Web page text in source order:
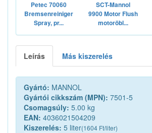
Petec 70060
Bremsenreiniger
Spray, pr...
SCT-Mannol
9900 Motor Flush
motoröbl...
Leírás Más kiszerelés
Gyártó: MANNOL
Gyártói cikkszám (MPN): 7501-5
Csomagsúly: 5.00 kg
EAN: 4036021504209
Kiszerelés: 5 liter(1604 Ft/liter)